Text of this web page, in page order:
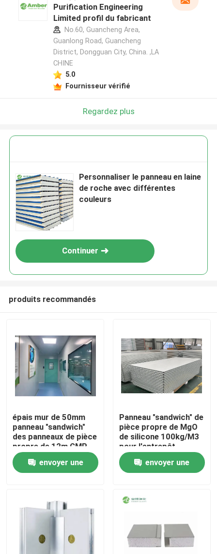
Au sujet de nous
Purification Engineering
Limited profil du fabricant
No.60, Guancheng Area,
Guanlong Road, Guancheng
District, Dongguan City, China. ,LA
CHINE
5.0
Fournisseur vérifié
Regardez plus
Personnaliser le panneau en laine
de roche avec différentes
couleurs
Continuer
produits recommandés
épais mur de 50mm
panneau "sandwich"
des panneaux de pièce
propre de 12m GMP
adaptés aux besoins
du clientenvoyer une
Panneau "sandwich" de
pièce propre de MgO
de silicone 100kg/M3
pour l'entrepôt
envoyer une